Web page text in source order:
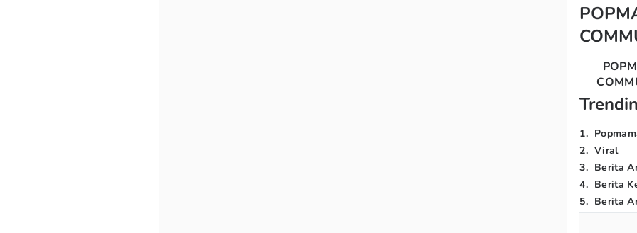
1.
2. Viral
3. Berita
4. Berita
5. Berita